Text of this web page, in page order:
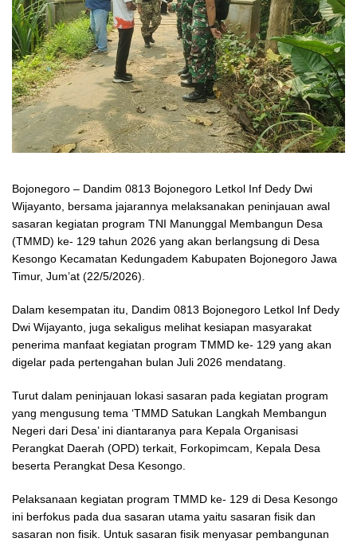
Bojonegoro – Dandim 0813 Bojonegoro Letkol Inf Dedy Dwi
Wijayanto, bersama jajarannya melaksanakan peninjauan awal
sasaran kegiatan program TNI Manunggal Membangun Desa
(TMMD) ke- 129 tahun 2026 yang akan berlangsung di Desa
Kesongo Kecamatan Kedungadem Kabupaten Bojonegoro Jawa
Timur, Jum’at (22/5/2026).
Dalam kesempatan itu, Dandim 0813 Bojonegoro Letkol Inf Dedy
Dwi Wijayanto, juga sekaligus melihat kesiapan masyarakat
penerima manfaat kegiatan program TMMD ke- 129 yang akan
digelar pada pertengahan bulan Juli 2026 mendatang.
Turut dalam peninjauan lokasi sasaran pada kegiatan program
yang mengusung tema ‘TMMD Satukan Langkah Membangun
Negeri dari Desa’ ini diantaranya para Kepala Organisasi
Perangkat Daerah (OPD) terkait, Forkopimcam, Kepala Desa
beserta Perangkat Desa Kesongo.
Pelaksanaan kegiatan program TMMD ke- 129 di Desa Kesongo
ini berfokus pada dua sasaran utama yaitu sasaran fisik dan
sasaran non fisik. Untuk sasaran fisik menyasar pembangunan